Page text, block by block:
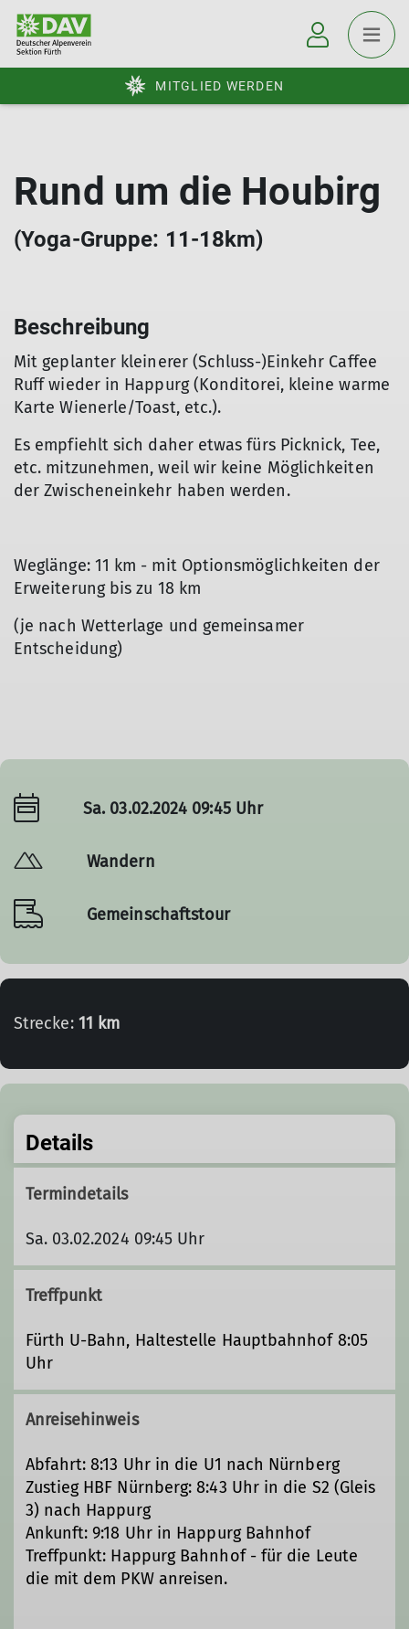
MITGLIED WERDEN
Rund um die Houbirg
(Yoga-Gruppe: 11-18km)
Beschreibung
Mit geplanter kleinerer (Schluss-)Einkehr Caffee
Ruff wieder in Happurg (Konditorei, kleine warme
Karte Wienerle/Toast, etc.).
Es empfiehlt sich daher etwas fürs Picknick, Tee,
etc. mitzunehmen, weil wir keine Möglichkeiten
der Zwischeneinkehr haben werden.
Weglänge: 11 km - mit Optionsmöglichkeiten der
Erweiterung bis zu 18 km
(je nach Wetterlage und gemeinsamer
Entscheidung)
Sa. 03.02.2024 09:45 Uhr
Wandern
Gemeinschaftstour
Strecke: 11 km
Details
Termindetails
Sa. 03.02.2024 09:45 Uhr
Treffpunkt
Fürth U-Bahn, Haltestelle Hauptbahnhof 8:05
Uhr
Anreisehinweis
Abfahrt: 8:13 Uhr in die U1 nach Nürnberg
Zustieg HBF Nürnberg: 8:43 Uhr in die S2 (Gleis
3) nach Happurg
Ankunft: 9:18 Uhr in Happurg Bahnhof
Treffpunkt: Happurg Bahnhof - für die Leute
die mit dem PKW anreisen.